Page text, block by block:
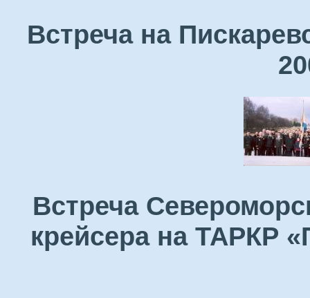
Встреча на
Встреча
крейсера на ТАРКР